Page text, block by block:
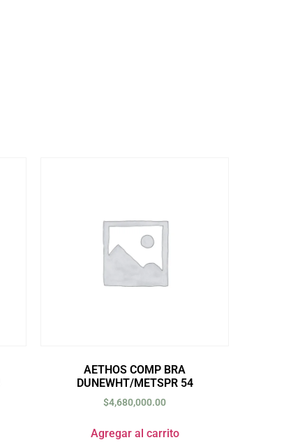
AETHOS COMP BRA
DUNEWHT/METSPR 54
$4,680,000.00
Agregar al carrito